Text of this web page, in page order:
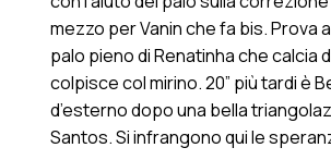
mezzo per Vanin che fa bis. Prova
palo pieno di Renatinha che calcia
colpisce col mirino. 20” più tardi è
d’esterno dopo una bella
Santos. Si infrangono qui le